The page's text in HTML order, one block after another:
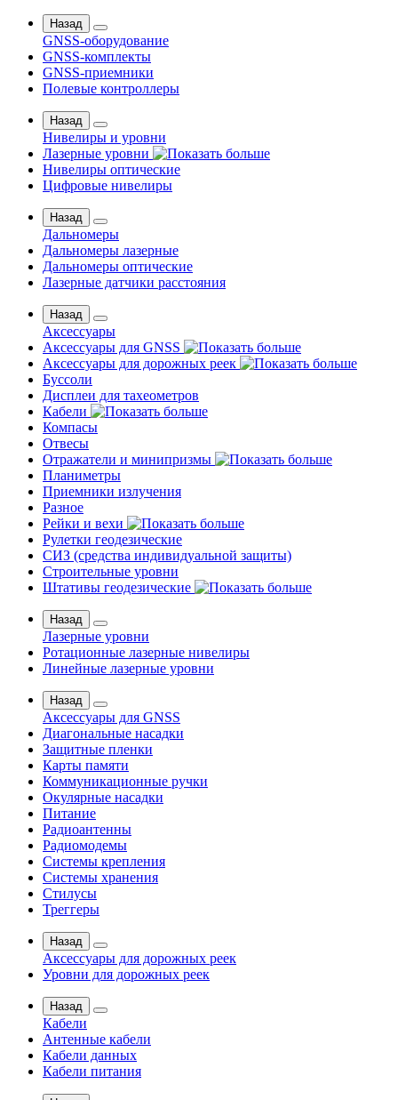
Назад
GNSS-оборудование
GNSS-комплекты
GNSS-приемники
Полевые контроллеры
Назад
Нивелиры и уровни
Лазерные уровни
Нивелиры оптические
Цифровые нивелиры
Назад
Дальномеры
Дальномеры лазерные
Дальномеры оптические
Лазерные датчики расстояния
Назад
Аксессуары
Аксессуары для GNSS
Аксессуары для дорожных реек
Буссоли
Дисплеи для тахеометров
Кабели
Компасы
Отвесы
Отражатели и минипризмы
Планиметры
Приемники излучения
Разное
Рейки и вехи
Рулетки геодезические
СИЗ (средства индивидуальной защиты)
Строительные уровни
Штативы геодезические
Назад
Лазерные уровни
Ротационные лазерные нивелиры
Линейные лазерные уровни
Назад
Аксессуары для GNSS
Диагональные насадки
Защитные пленки
Карты памяти
Коммуникационные ручки
Окулярные насадки
Питание
Радиоантенны
Радиомодемы
Системы крепления
Системы хранения
Стилусы
Треггеры
Назад
Аксессуары для дорожных реек
Уровни для дорожных реек
Назад
Кабели
Антенные кабели
Кабели данных
Кабели питания